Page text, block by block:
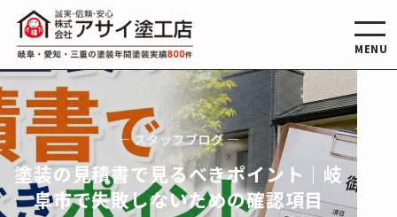
MENU
— スタッフブログ —
塗装の見積書で見るべきポイント｜岐
阜市で失敗しないための確認項目